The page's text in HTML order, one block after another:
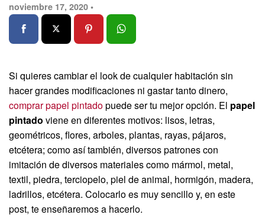
noviembre 17, 2020 •
Si quieres cambiar el look de cualquier habitación sin
hacer grandes modificaciones ni gastar tanto dinero,
comprar papel pintado puede ser tu mejor opción. El papel
pintado viene en diferentes motivos: lisos, letras,
geométricos, flores, arboles, plantas, rayas, pájaros,
etcétera; como así también, diversos patrones con
imitación de diversos materiales como mármol, metal,
textil, piedra, terciopelo, piel de animal, hormigón, madera,
ladrillos, etcétera. Colocarlo es muy sencillo y, en este
post, te enseñaremos a hacerlo.